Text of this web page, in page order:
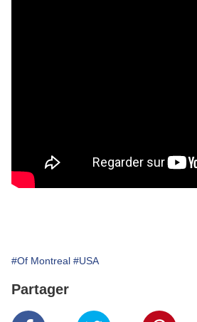
#Of Montreal #USA
Partager